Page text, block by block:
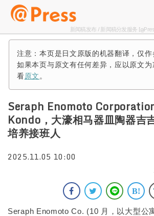
新闻稿发布 / 新闻稿分发服务
注意：本页是日文原版的机器翻译，仅作
如果本页与原文有任何差异，应以原文
看原文。
Seraph Enomoto
Kondo，大濠相马器皿陶器吉
培养接班人
2025.11.05 10:00
Seraph Enomoto Co. (10 月，以大型公